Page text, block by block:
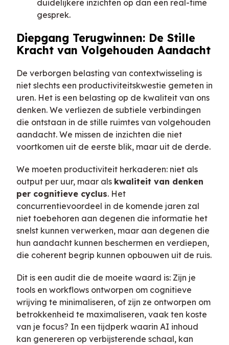
duidelijkere inzichten op dan een real-time
gesprek.
Diepgang Terugwinnen: De Stille
Kracht van Volgehouden Aandacht
De verborgen belasting van contextwisseling is
niet slechts een productiviteitskwestie gemeten in
uren. Het is een belasting op de kwaliteit van ons
denken. We verliezen de subtiele verbindingen
die ontstaan in de stille ruimtes van volgehouden
aandacht. We missen de inzichten die niet
voortkomen uit de eerste blik, maar uit de derde.
We moeten productiviteit herkaderen: niet als
output per uur, maar als kwaliteit van denken
per cognitieve cyclus. Het
concurrentievoordeel in de komende jaren zal
niet toebehoren aan degenen die informatie het
snelst kunnen verwerken, maar aan degenen die
hun aandacht kunnen beschermen en verdiepen,
die coherent begrip kunnen opbouwen uit de ruis.
Dit is een audit die de moeite waard is: Zijn je
tools en workflows ontworpen om cognitieve
wrijving te minimaliseren, of zijn ze ontworpen om
betrokkenheid te maximaliseren, vaak ten koste
van je focus? In een tijdperk waarin AI inhoud
kan genereren op verbijsterende schaal, kan